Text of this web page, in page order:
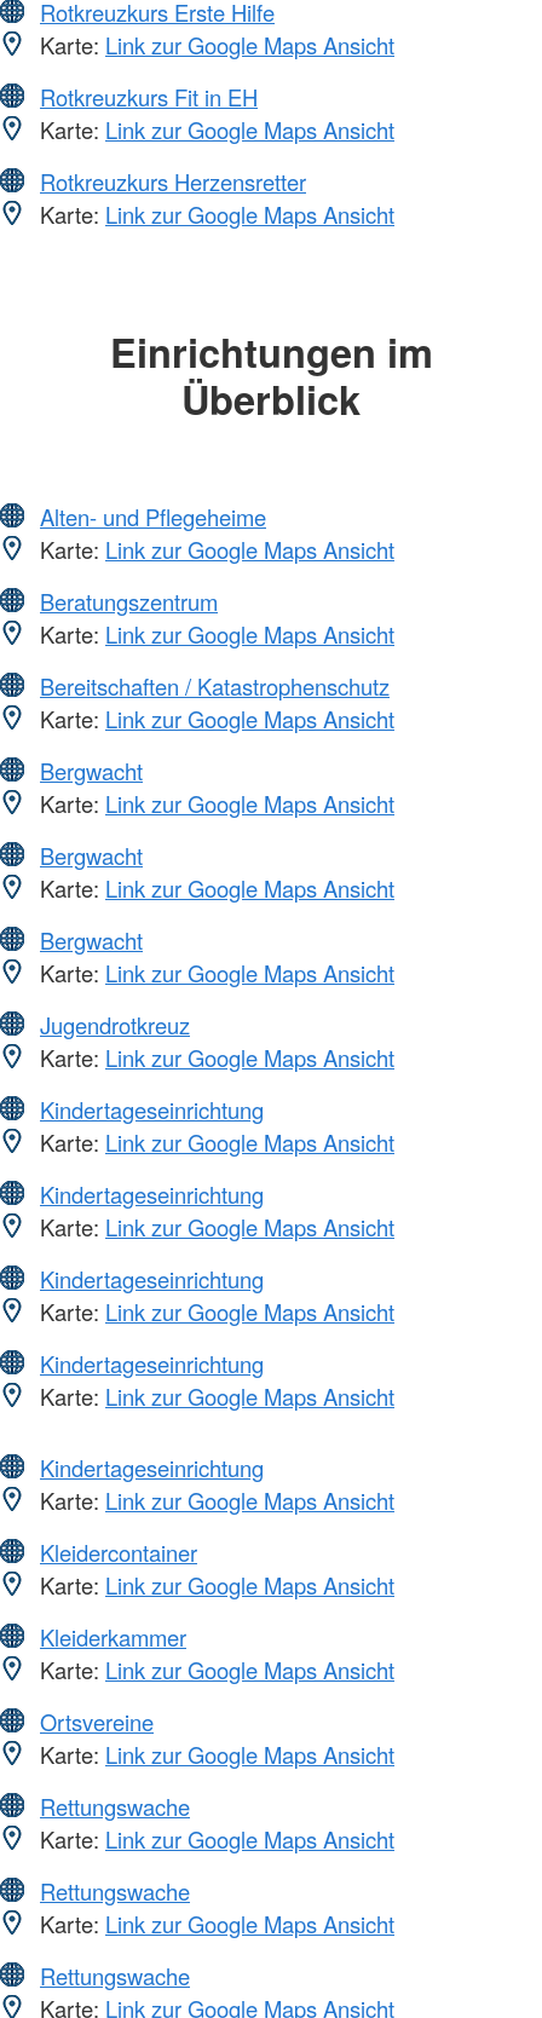
Rotkreuzkurs Erste Hilfe
Karte: Link zur Google Maps Ansicht
Rotkreuzkurs Fit in EH
Karte: Link zur Google Maps Ansicht
Rotkreuzkurs Herzensretter
Karte: Link zur Google Maps Ansicht
Einrichtungen im
Überblick
Alten- und Pflegeheime
Karte: Link zur Google Maps Ansicht
Beratungszentrum
Karte: Link zur Google Maps Ansicht
Bereitschaften / Katastrophenschutz
Karte: Link zur Google Maps Ansicht
Bergwacht
Karte: Link zur Google Maps Ansicht
Bergwacht
Karte: Link zur Google Maps Ansicht
Bergwacht
Karte: Link zur Google Maps Ansicht
Jugendrotkreuz
Karte: Link zur Google Maps Ansicht
Kindertageseinrichtung
Karte: Link zur Google Maps Ansicht
Kindertageseinrichtung
Karte: Link zur Google Maps Ansicht
Kindertageseinrichtung
Karte: Link zur Google Maps Ansicht
Kindertageseinrichtung
Karte: Link zur Google Maps Ansicht
Kindertageseinrichtung
Karte: Link zur Google Maps Ansicht
Kleidercontainer
Karte: Link zur Google Maps Ansicht
Kleiderkammer
Karte: Link zur Google Maps Ansicht
Ortsvereine
Karte: Link zur Google Maps Ansicht
Rettungswache
Karte: Link zur Google Maps Ansicht
Rettungswache
Karte: Link zur Google Maps Ansicht
Rettungswache
Karte: Link zur Google Maps Ansicht